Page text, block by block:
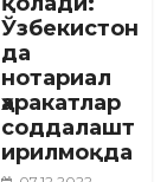
Ўзбекистон
да
нотариал
ҳаракатлар
соддалашт
ирилмоқда